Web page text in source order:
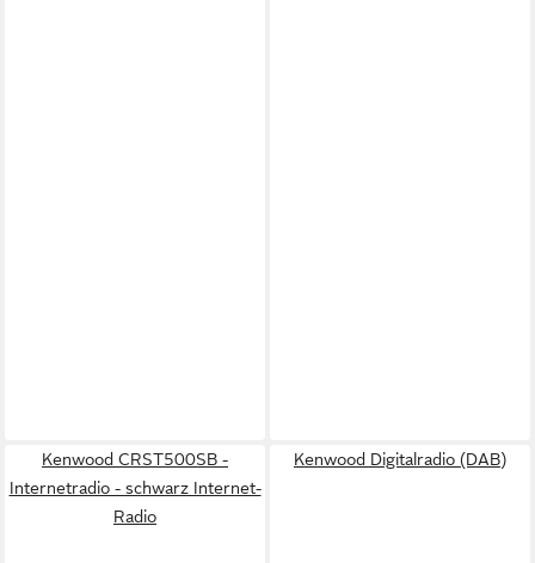
Kenwood CRST500SB -
Internetradio - schwarz Internet-
Radio
Kenwood Digitalradio (DAB)